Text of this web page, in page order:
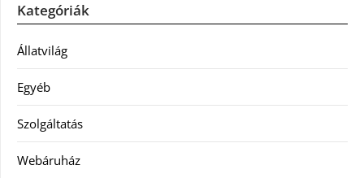
Kategóriák
Állatvilág
Egyéb
Szolgáltatás
Webáruház